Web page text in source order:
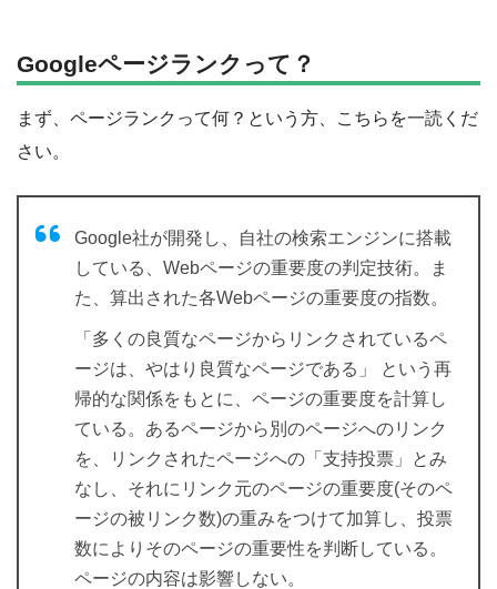
Googleページランクって？
まず、ページランクって何？という方、こちらを一読くだ
さい。
Google社が開発し、自社の検索エンジンに搭載
している、Webページの重要度の判定技術。ま
た、算出された各Webページの重要度の指数。
「多くの良質なページからリンクされているペ
ージは、やはり良質なページである」 という再
帰的な関係をもとに、ページの重要度を計算し
ている。あるページから別のページへのリンク
を、リンクされたページへの「支持投票」とみ
なし、それにリンク元のページの重要度(そのペ
ージの被リンク数)の重みをつけて加算し、投票
数によりそのページの重要性を判断している。
ページの内容は影響しない。